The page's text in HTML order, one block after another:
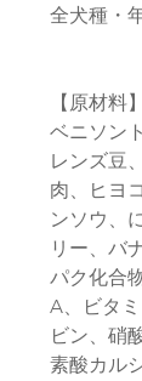
全犬種・
【原材料】
ベニソン
レンズ豆
肉、ヒヨ
ンソウ、
リー、バ
パク化合
A、ビタ
ビン、硝
素酸カル